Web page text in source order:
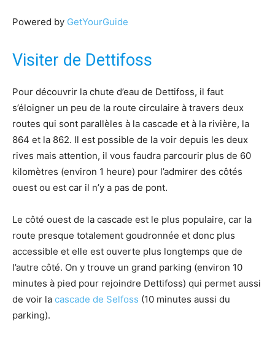
Powered by GetYourGuide
Visiter de Dettifoss
Pour découvrir la chute d’eau de Dettifoss, il faut
s’éloigner un peu de la route circulaire à travers deux
routes qui sont parallèles à la cascade et à la rivière, la
864 et la 862. Il est possible de la voir depuis les deux
rives mais attention, il vous faudra parcourir plus de 60
kilomètres (environ 1 heure) pour l’admirer des côtés
ouest ou est car il n’y a pas de pont.
Le côté ouest de la cascade est le plus populaire, car la
route presque totalement goudronnée et donc plus
accessible et elle est ouverte plus longtemps que de
l’autre côté. On y trouve un grand parking (environ 10
minutes à pied pour rejoindre Dettifoss) qui permet aussi
de voir la cascade de Selfoss (10 minutes aussi du
parking).